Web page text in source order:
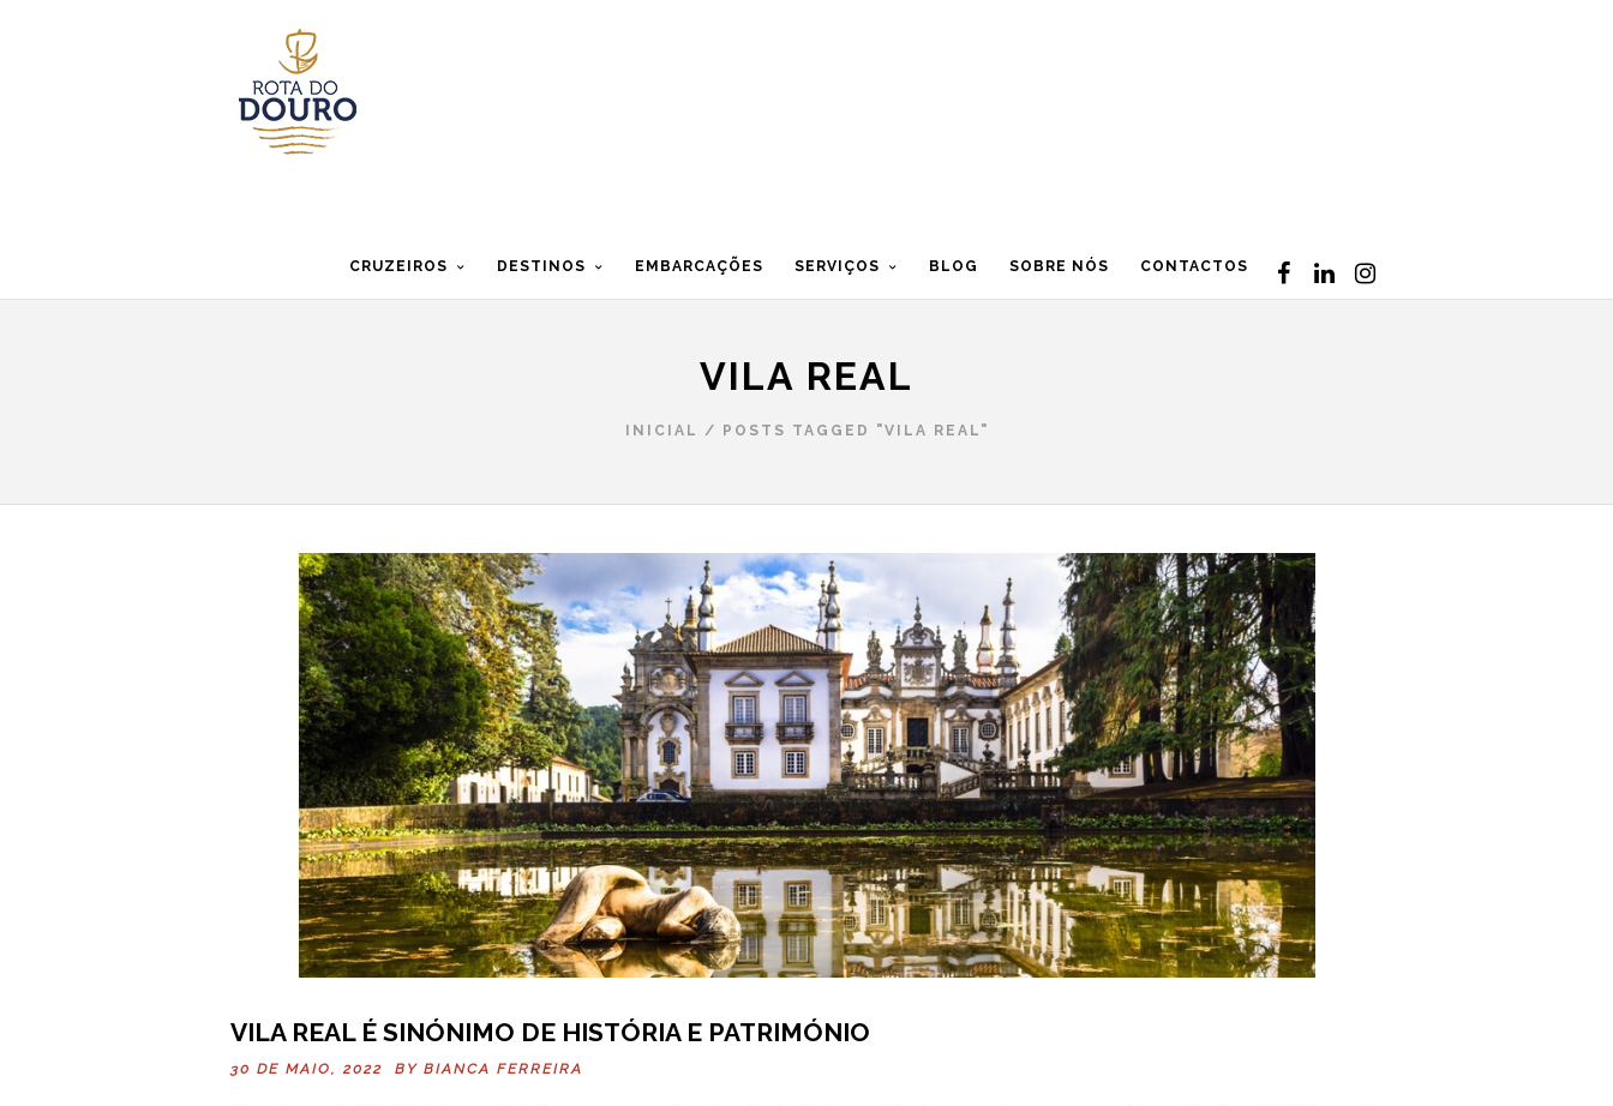
CRUZEIROS DESTINOS EMBARCAÇÕES SERVIÇOS BLOG SOBRE NÓS CONTACTOS
VILA REAL
INICIAL / POSTS TAGGED "VILA REAL"
VILA REAL É SINÓNIMO DE HISTÓRIA E PATRIMÓNIO
30 DE MAIO, 2022 BY BIANCA FERREIRA